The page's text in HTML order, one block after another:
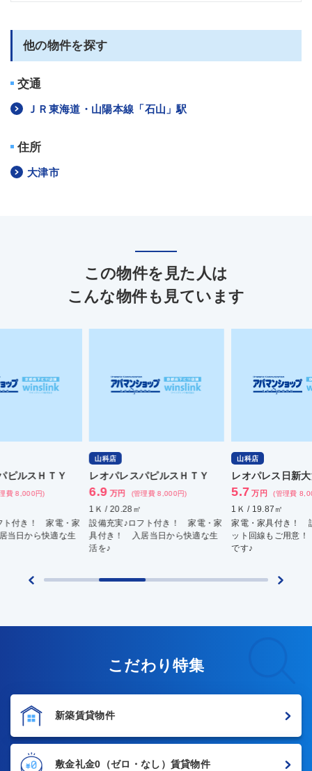
他の物件を探す
交通
ＪＲ東海道・山陽本線「石山」駅
住所
大津市
この物件を見た人は
こんな物件も見ています
レオパレスパピルスＨＴＹ
6.9 万円 (管理費 8,000円)
設備充実♪ロフト付き！ 家電・家
具付き！ 入居当日から快適な生
レオパレス日新大津
5.7 万円 (管理費 8,000円)
家電・家具付き！ 設備充実 ネ
ット回線もご用意！ 便利な立地
レ
6.1
家
ッ
こだわり特集
新築賃貸物件
敷金礼金0 （ゼロ・なし）賃貸物件